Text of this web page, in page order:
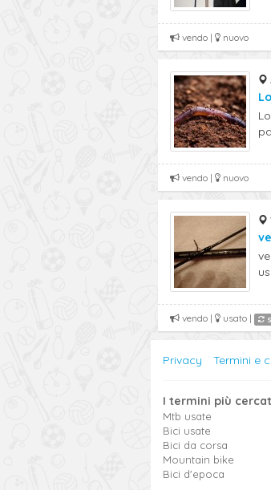
vendo | nuovo
vendo | nuovo
vendo | usato |
Privacy Termini e
I termini più
Mtb usate
Bici usate
Bici da corsa
Mountain bike
Bici d'epoca